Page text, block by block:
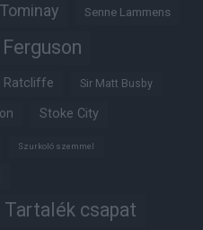
Senne Lammens
Ratcliffe Sir Matt Busby
Stoke City
Szurkoló szemmel
Tartalék csapat